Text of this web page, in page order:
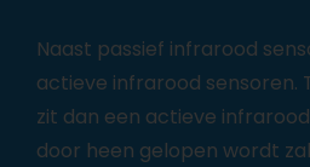
Naast passief infrarood
actieve infrarood sensoren.
zit dan een actieve
door heen gelopen wordt